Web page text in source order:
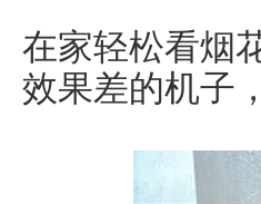
在家轻松看烟
效果差的机子